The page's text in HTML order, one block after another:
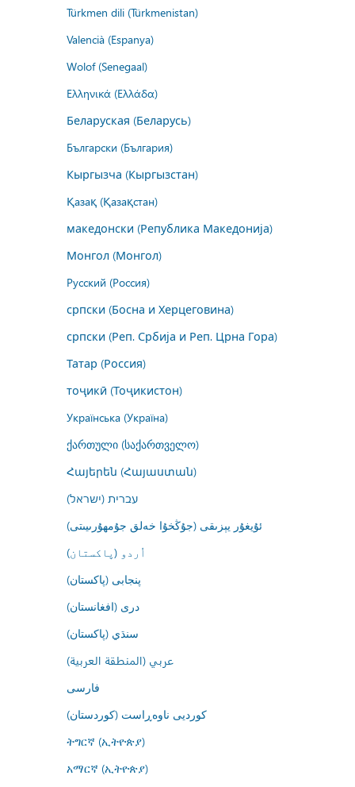
Türkmen dili (Türkmenistan)
Valencià (Espanya)
Wolof (Senegaal)
Ελληνικά (Ελλάδα)
Беларуская (Беларусь)
Български (България)
Кыргызча (Кыргызстан)
Қазақ (Қазақстан)
македонски (Република Македонија)
Монгол (Монгол)
Русский (Россия)
српски (Босна и Херцеговина)
српски (Реп. Србија и Реп. Црна Гора)
Татар (Россия)
тоҷикӣ (Тоҷикистон)
Українська (Україна)
ქართული (საქართველო)
Հայերեն (Հայաստան)
עברית (ישראל)
ئۇيغۇر يېزىقى (جۇڭخۇا خەلق جۇمھۇرىيىتى)
اُردو (پاکستان)
پنجابی (پاکستان)
درى (افغانستان)
سنڌي (پاکستان)
عربي (المنطقة العربية)
فارسى
کوردیی ناوەڕاست (کوردستان)
ትግርኛ (ኢትዮጵያ)
አማርኛ (ኢትዮጵያ)